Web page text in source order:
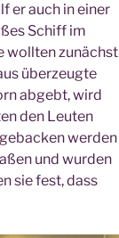
er auch in einer
Schiff im
woll­ten zunächst
über­zeug­te
abgebt, wird
den Leu­ten
wer­den
und wur­den
sie fest, dass